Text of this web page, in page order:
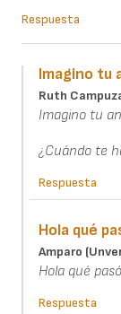
Respuesta
Imagino tu
Ruth
Imagino tu
¿Cuándo te
Respuesta
Hola qué
Amparo
Hola qué
Respuesta